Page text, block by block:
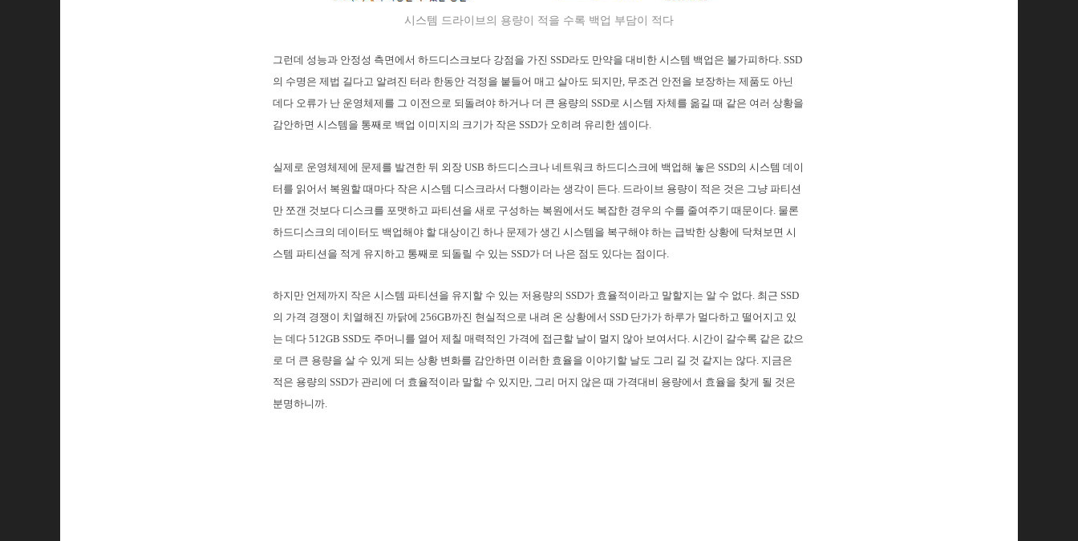
시스템 드라이브의 용량이 적을 수록 백업 부담이 적다
그런데 성능과 안정성 측면에서 하드디스크보다 강점을 가진 SSD라도 만약을 대비한 시스템 백업은 불가피하다. SSD
의 수명은 제법 길다고 알려진 터라 한동안 걱정을 붙들어 매고 살아도 되지만, 무조건 안전을 보장하는 제품도 아닌
데다 오류가 난 운영체제를 그 이전으로 되돌려야 하거나 더 큰 용량의 SSD로 시스템 자체를 옮길 때 같은 여러 상황을
감안하면 시스템을 통째로 백업 이미지의 크기가 작은 SSD가 오히려 유리한 셈이다.
실제로 운영체제에 문제를 발견한 뒤 외장 USB 하드디스크나 네트워크 하드디스크에 백업해 놓은 SSD의 시스템 데이
터를 읽어서 복원할 때마다 작은 시스템 디스크라서 다행이라는 생각이 든다. 드라이브 용량이 적은 것은 그냥 파티션
만 쪼갠 것보다 디스크를 포맷하고 파티션을 새로 구성하는 복원에서도 복잡한 경우의 수를 줄여주기 때문이다. 물론
하드디스크의 데이터도 백업해야 할 대상이긴 하나 문제가 생긴 시스템을 복구해야 하는 급박한 상황에 닥쳐보면 시
스템 파티션을 적게 유지하고 통째로 되돌릴 수 있는 SSD가 더 나은 점도 있다는 점이다.
하지만 언제까지 작은 시스템 파티션을 유지할 수 있는 저용량의 SSD가 효율적이라고 말할지는 알 수 없다. 최근 SSD
의 가격 경쟁이 치열해진 까닭에 256GB까진 현실적으로 내려 온 상황에서 SSD 단가가 하루가 멀다하고 떨어지고 있
는 데다 512GB SSD도 주머니를 열어 제칠 매력적인 가격에 접근할 날이 멀지 않아 보여서다. 시간이 갈수록 같은 값으
로 더 큰 용량을 살 수 있게 되는 상황 변화를 감안하면 이러한 효율을 이야기할 날도 그리 길 것 같지는 않다. 지금은
적은 용량의 SSD가 관리에 더 효율적이라 말할 수 있지만, 그리 머지 않은 때 가격대비 용량에서 효율을 찾게 될 것은
분명하니까.